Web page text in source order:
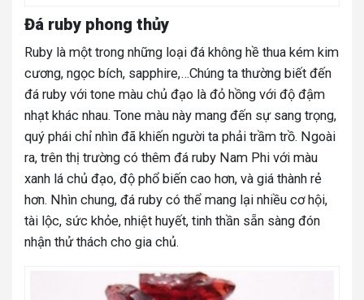
Đá ruby phong thủy
Ruby là một trong những loại đá không hề thua kém kim
cương, ngọc bích, sapphire,…Chúng ta thường biết đến
đá ruby với tone màu chủ đạo là đỏ hồng với độ đậm
nhạt khác nhau. Tone màu này mang đến sự sang trọng,
quý phái chỉ nhìn đã khiến người ta phải trầm trồ. Ngoài
ra, trên thị trường có thêm đá ruby Nam Phi với màu
xanh lá chủ đạo, độ phổ biến cao hơn, và giá thành rẻ
hơn. Nhìn chung, đá ruby có thể mang lại nhiều cơ hội,
tài lộc, sức khỏe, nhiệt huyết, tinh thần sẵn sàng đón
nhận thử thách cho gia chủ.